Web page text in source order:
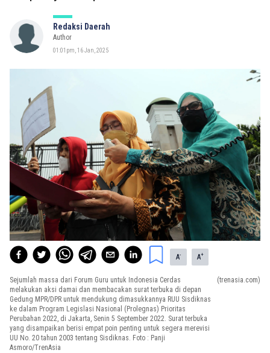
Redaksi Daerah
Author
01:01pm, 16 Jan, 2025
A- A+
Sejumlah massa dari Forum Guru untuk Indonesia Cerdas
melakukan aksi damai dan membacakan surat terbuka di depan
Gedung MPR/DPR untuk mendukung dimasukkannya RUU Sisdiknas
ke dalam Program Legislasi Nasional (Prolegnas) Prioritas
Perubahan 2022, di Jakarta, Senin 5 September 2022. Surat terbuka
yang disampaikan berisi empat poin penting untuk segera merevisi
UU No. 20 tahun 2003 tentang Sisdiknas. Foto : Panji
Asmoro/TrenAsia
(trenasia.com)